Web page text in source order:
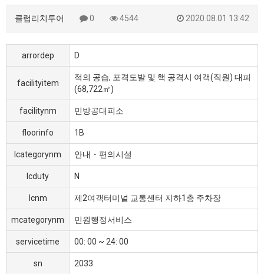
클럽리치투어 0 4544 2020.08.01 13:42
arrordep D
facilityitem
적의 공습, 포격도발 및 핵 공격시 여객(직원) 대피
(68,722㎡)
facilitynm 민방공대피소
floorinfo 1B
lcategorynm 안내・편의시설
lcduty N
lcnm 제2여객터미널 교통센터 지하1층 주차장
mcategorynm 민원행정서비스
servicetime 00: 00 ~ 24: 00
sn 2033